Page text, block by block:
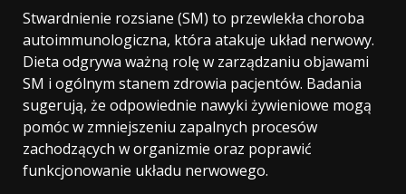
Stwardnienie rozsiane (SM) to przewlekła choroba
autoimmunologiczna, która atakuje układ nerwowy.
Dieta odgrywa ważną rolę w zarządzaniu objawami
SM i ogólnym stanem zdrowia pacjentów. Badania
sugerują, że odpowiednie nawyki żywieniowe mogą
pomóc w zmniejszeniu zapalnych procesów
zachodzących w organizmie oraz poprawić
funkcjonowanie układu nerwowego.